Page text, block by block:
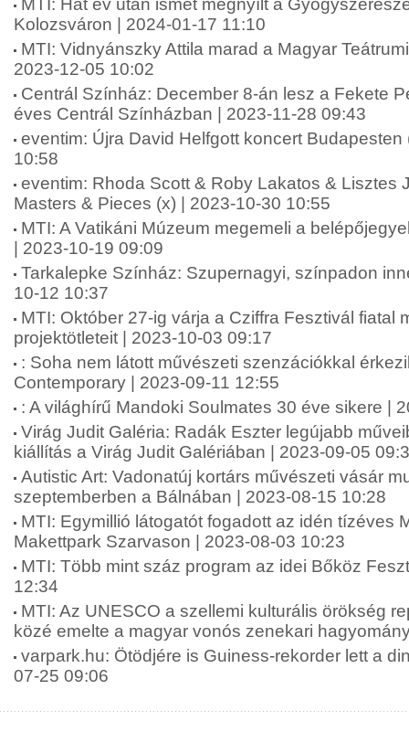
MTI: Hat év után ismét megnyílt a
Kolozsváron | 2024-01-17 11:10
MTI: Vidnyánszky Attila marad a Magyar
2023-12-05 10:02
Centrál Színház: December 8-án lesz a Fekete
éves Centrál Színházban | 2023-11-28 09:43
eventim: Újra David Helfgott koncert Budapesten
10:58
eventim: Rhoda Scott & Roby Lakatos & Lisztes
Masters & Pieces (x) | 2023-10-30 10:55
MTI: A Vatikáni Múzeum megemeli a
| 2023-10-19 09:09
Tarkalepke Színház: Szupernagyi, színpadon
10-12 10:37
MTI: Október 27-ig várja a Cziffra Fesztivál fiatal
projektötleteit | 2023-10-03 09:17
: Soha nem látott művészeti szenzációkkal
Contemporary | 2023-09-11 12:55
: A világhírű Mandoki Soulmates 30 éve sikere |
Virág Judit Galéria: Radák Eszter legújabb
kiállítás a Virág Judit Galériában | 2023-09-05
Autistic Art: Vadonatúj kortárs művészeti vásár
szeptemberben a Bálnában | 2023-08-15 10:28
MTI: Egymillió látogatót fogadott az idén tízéves
Makettpark Szarvason | 2023-08-03 10:23
MTI: Több mint száz program az idei Bőköz
12:34
MTI: Az UNESCO a szellemi kulturális örökség
közé emelte a magyar vonós zenekari
varpark.hu: Ötödjére is Guiness-rekorder lett a
07-25 09:06